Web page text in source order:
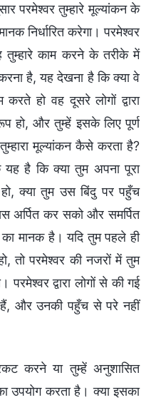
परमेश्वर तुम्हारे मूल्यांकन के
निर्धारित करेगा। परमेश्वर
काम करने के तरीके में
करना है, यह देखना है कि क्या वे
हो वह दूसरे लोगों द्वारा
हो, और तुम्हें इसके लिए पूर्ण
मूल्यांकन कैसे करता है?
यह है कि क्या तुम अपना पूरा
क्या तुम उस बिंदु पर पहुँच
अर्पित कर सको और समर्पित
मानक है। यदि तुम पहले ही
तो परमेश्वर की नजरों में तुम
द्वारा लोगों से की गई
हैं, और उनकी पहुँच से परे नहीं
करने या तुम्हें अनुशासित
उपयोग करता है। क्या इसका